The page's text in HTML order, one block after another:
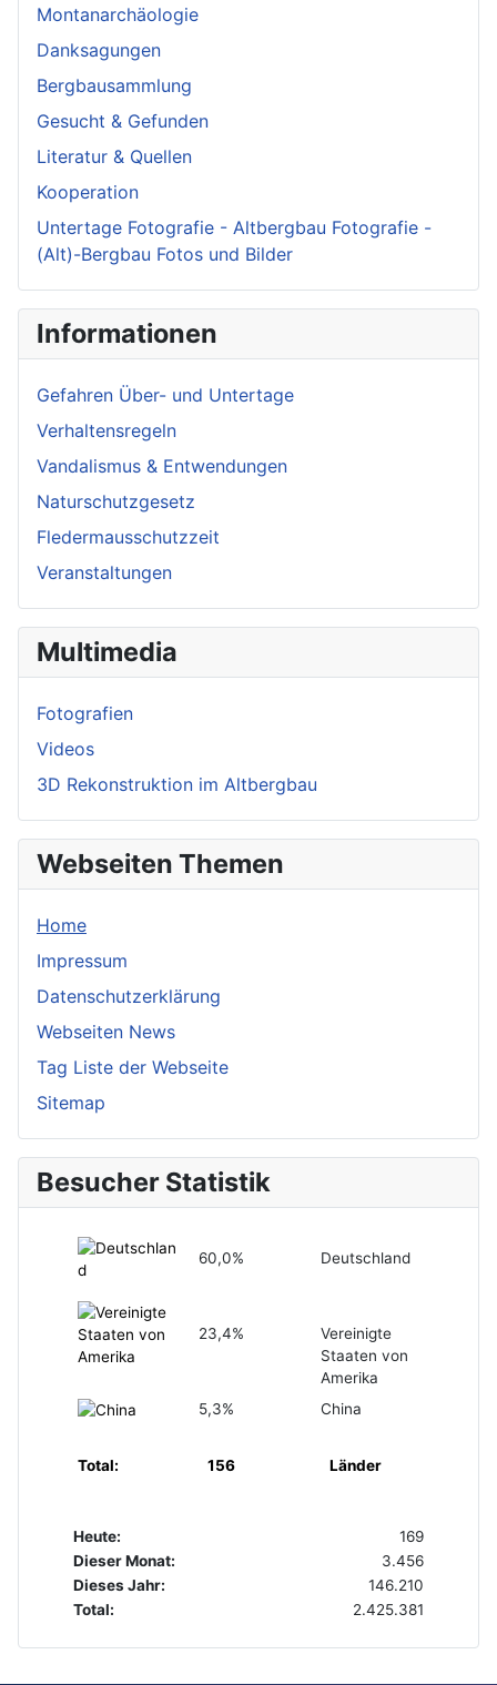
Montanarchäologie
Danksagungen
Bergbausammlung
Gesucht & Gefunden
Literatur & Quellen
Kooperation
Untertage Fotografie - Altbergbau Fotografie -
(Alt)-Bergbau Fotos und Bilder
Informationen
Gefahren Über- und Untertage
Verhaltensregeln
Vandalismus & Entwendungen
Naturschutzgesetz
Fledermausschutzzeit
Veranstaltungen
Multimedia
Fotografien
Videos
3D Rekonstruktion im Altbergbau
Webseiten Themen
Home
Impressum
Datenschutzerklärung
Webseiten News
Tag Liste der Webseite
Sitemap
Besucher Statistik
60,0% Deutschland
23,4%
Vereinigte
Staaten von
Amerika
5,3%
China
Total: 156 Länder
Heute:
169
Dieser Monat:
3.456
Dieses Jahr:
146.210
Total:
2.425.381